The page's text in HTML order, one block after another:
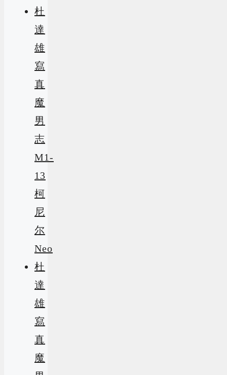
杜
達
雄
寫
真
魔
男
志
M1-
13
柯
尼
尔
Neo
杜
達
雄
寫
真
魔